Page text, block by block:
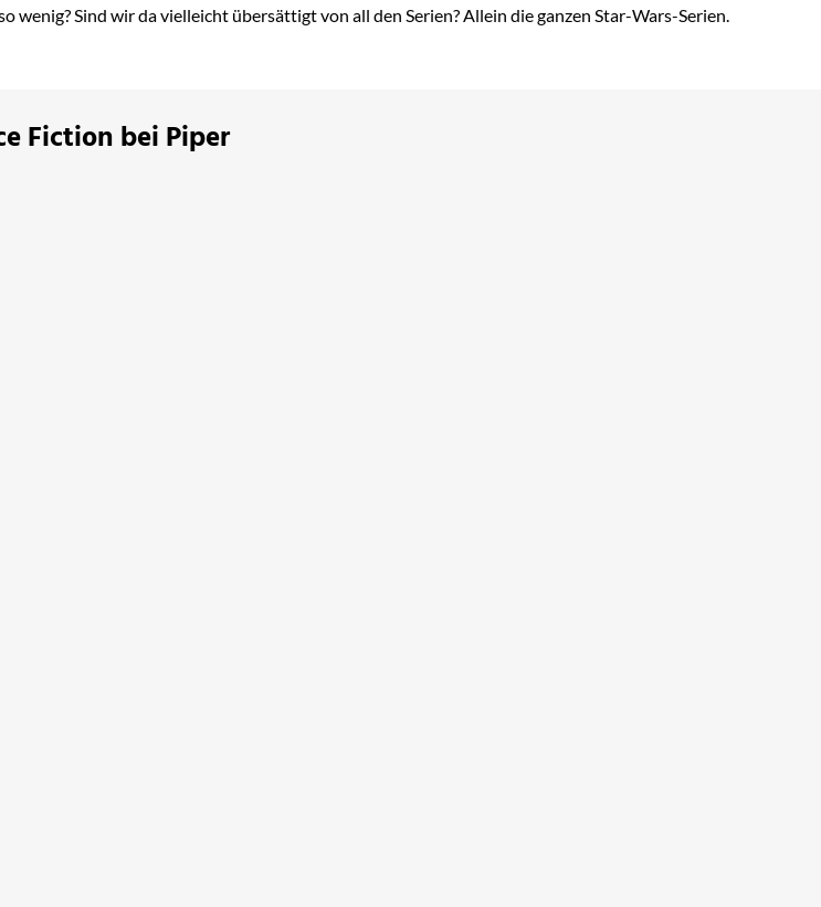
wenig? Sind wir da vielleicht übersättigt von all den Serien? Allein die ganzen Star-Wars-Serien.
Fiction bei Piper